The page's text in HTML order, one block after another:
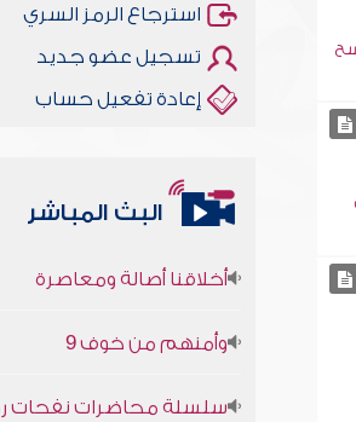
استرجاع الرمز السري
تسجيل عضو جديد
إعادة تفعيل حساب
البث المباشر
1444هـ